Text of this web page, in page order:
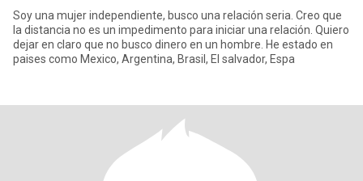
Soy una mujer independiente, busco una relación seria. Creo que
la distancia no es un impedimento para iniciar una relación. Quiero
dejar en claro que no busco dinero en un hombre. He estado en
paises como Mexico, Argentina, Brasil, El salvador, Espa